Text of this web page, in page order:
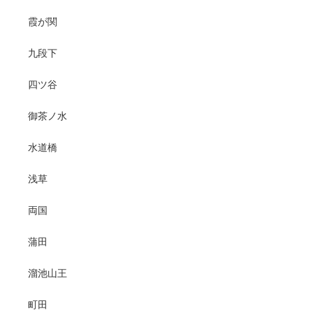
霞が関
九段下
四ツ谷
御茶ノ水
水道橋
浅草
両国
蒲田
溜池山王
町田